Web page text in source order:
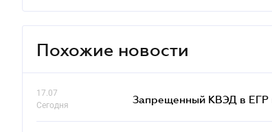
Похожие новости
17.07
Сегодня
Запрещенный КВЭД в ЕГР